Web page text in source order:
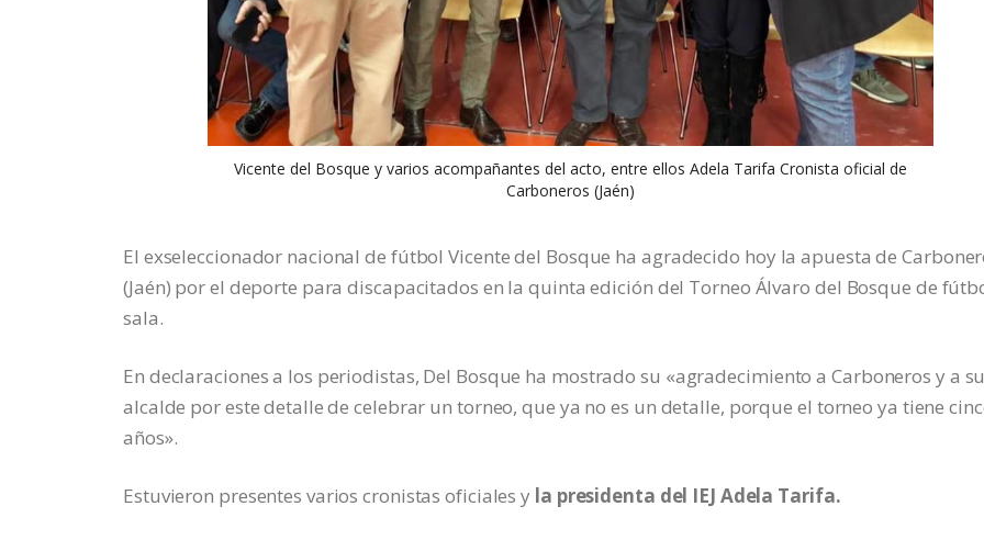
Vicente del Bosque y varios acompañantes del acto, entre ellos Adela Tarifa Cronista oficial de
Carboneros (Jaén)
El exseleccionador nacional de fútbol Vicente del Bosque ha agradecido hoy la apuesta de
(Jaén) por el deporte para discapacitados en la quinta edición del Torneo Álvaro del Bosque de
sala.
En declaraciones a los periodistas, Del Bosque ha mostrado su «agradecimiento a Carboneros y a su
alcalde por este detalle de celebrar un torneo, que ya no es un detalle, porque el torneo ya tiene
años».
Estuvieron presentes varios cronistas oficiales y la presidenta del IEJ Adela Tarifa.